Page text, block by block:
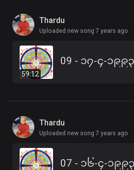
Thardu
Uploaded new song 7 years ago
59:12
Thardu
Uploaded new song 7 years ago